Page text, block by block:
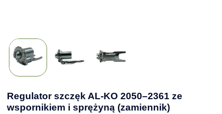
Regulator szczęk AL-KO 2050–2361 ze
wspornikiem i sprężyną (zamiennik)